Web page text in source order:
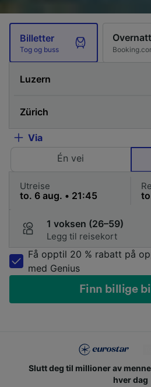
Billetter
Tog og buss
Via
Én vei
Utreise
1 voksen (26–59)
Legg til reisekort
Få opptil 20 % rabatt på
med Genius
Finn billige
Slutt deg til millioner av
hver dag